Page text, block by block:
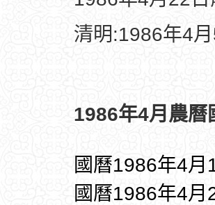
清明:1986年4
1986年4月農曆
國曆1986年4
國曆1986年4